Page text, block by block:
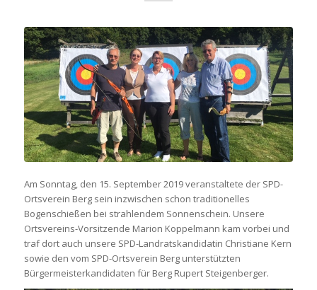
Am Sonntag, den 15. September 2019 veranstaltete der SPD-
Ortsverein Berg sein inzwischen schon traditionelles
Bogenschießen bei strahlendem Sonnenschein. Unsere
Ortsvereins-Vorsitzende Marion Koppelmann kam vorbei und
traf dort auch unsere SPD-Landratskandidatin Christiane Kern
sowie den vom SPD-Ortsverein Berg unterstützten
Bürgermeisterkandidaten für Berg Rupert Steigenberger.